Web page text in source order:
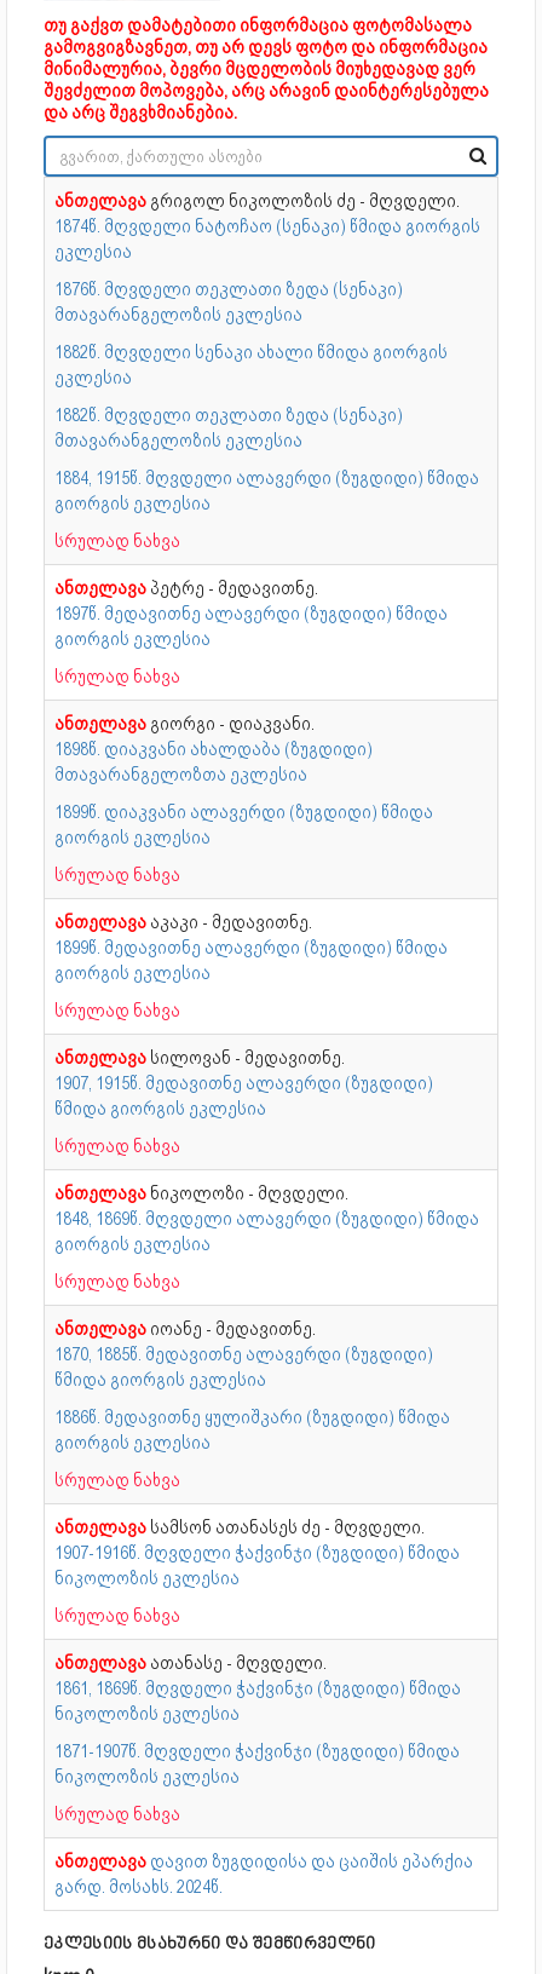
თუ გაქვთ დამატებითი ინფორმაცია ფოტომასალა
გამოგვიგზავნეთ, თუ არ დევს ფოტო და ინფორმაცია
მინიმალურია, ბევრი მცდელობის მიუხედავად ვერ
შევძელით მოპოვება, არც არავინ დაინტერესებულა
და არც შეგვხმიანებია.
ანთელავა გრიგოლ ნიკოლოზის ძე - მღვდელი.
1874წ. მღვდელი ნატოჩაო (სენაკი) წმიდა გიორგის
ეკლესია
1876წ. მღვდელი თეკლათი ზედა (სენაკი)
მთავარანგელოზის ეკლესია
1882წ. მღვდელი სენაკი ახალი წმიდა გიორგის
ეკლესია
1882წ. მღვდელი თეკლათი ზედა (სენაკი)
მთავარანგელოზის ეკლესია
1884, 1915წ. მღვდელი ალავერდი (ზუგდიდი) წმიდა
გიორგის ეკლესია
სრულად ნახვა
ანთელავა პეტრე - მედავითნე.
1897წ. მედავითნე ალავერდი (ზუგდიდი) წმიდა
გიორგის ეკლესია
სრულად ნახვა
ანთელავა გიორგი - დიაკვანი.
1898წ. დიაკვანი ახალდაბა (ზუგდიდი)
მთავარანგელოზთა ეკლესია
1899წ. დიაკვანი ალავერდი (ზუგდიდი) წმიდა
გიორგის ეკლესია
სრულად ნახვა
ანთელავა აკაკი - მედავითნე.
1899წ. მედავითნე ალავერდი (ზუგდიდი) წმიდა
გიორგის ეკლესია
სრულად ნახვა
ანთელავა სილოვან - მედავითნე.
1907, 1915წ. მედავითნე ალავერდი (ზუგდიდი)
წმიდა გიორგის ეკლესია
სრულად ნახვა
ანთელავა ნიკოლოზი - მღვდელი.
1848, 1869წ. მღვდელი ალავერდი (ზუგდიდი) წმიდა
გიორგის ეკლესია
სრულად ნახვა
ანთელავა იოანე - მედავითნე.
1870, 1885წ. მედავითნე ალავერდი (ზუგდიდი)
წმიდა გიორგის ეკლესია
1886წ. მედავითნე ყულიშკარი (ზუგდიდი) წმიდა
გიორგის ეკლესია
სრულად ნახვა
ანთელავა სამსონ ათანასეს ძე - მღვდელი.
1907-1916წ. მღვდელი ჭაქვინჯი (ზუგდიდი) წმიდა
ნიკოლოზის ეკლესია
სრულად ნახვა
ანთელავა ათანასე - მღვდელი.
1861, 1869წ. მღვდელი ჭაქვინჯი (ზუგდიდი) წმიდა
ნიკოლოზის ეკლესია
1871-1907წ. მღვდელი ჭაქვინჯი (ზუგდიდი) წმიდა
ნიკოლოზის ეკლესია
სრულად ნახვა
ანთელავა დავით ზუგდიდისა და ცაიშის ეპარქია
გარდ. მოსახს. 2024წ.
ეკლესიის მსახურნი და შემწირველნი